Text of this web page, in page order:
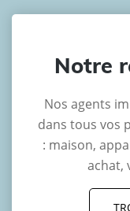
Notre
Nos agents
dans tous vos
: maison,
achat,